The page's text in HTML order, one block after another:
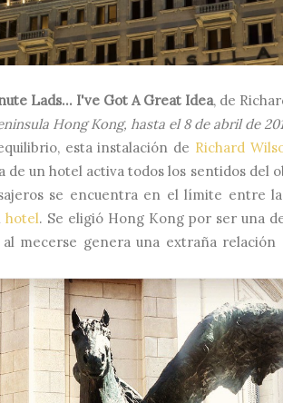
Lads... I've Got A Great Idea, de
Hong Kong, hasta el 8 de abril de
esta instalación de Richard
de un hotel activa todos los sentidos del
se encuentra en el límite entre
hotel. Se eligió Hong Kong por ser una
mecerse genera una extraña